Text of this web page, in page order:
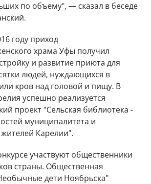
по объему", — сказал в беседе
году приход
храма Уфы получил
и развитие приюта для
людей, нуждающихся в
кров над головой и пищу. В
успешно реализуется
проект "Сельская библиотека -
муниципалитета и
Карелии".
участвуют общественники
страны. Общественная
дети Ноябрьска"